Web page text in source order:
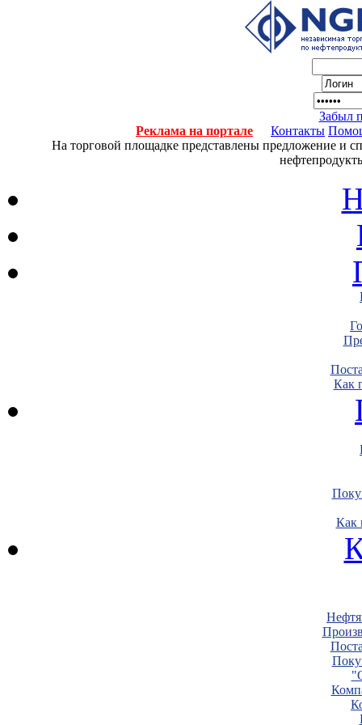
Забыл
Реклама на портале
Контакты
На торговой площадке представлены предложение и
Как
Как